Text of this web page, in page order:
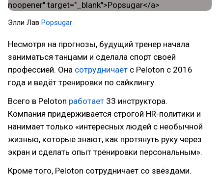
Элли Лав Popsugar
Несмотря на прогнозы, будущий тренер начала
заниматься танцами и сделала спорт своей
профессией. Она сотрудничает с Peloton с 2016
года и ведёт тренировки по сайклингу.
Всего в Peloton работает 33 инструктора.
Компания придерживается строгой HR-политики и
нанимает только «интересных людей с необычной
жизнью, которые знают, как протянуть руку через
экран и сделать опыт тренировки персональным».
Кроме того, Peloton сотрудничает со звёздами.